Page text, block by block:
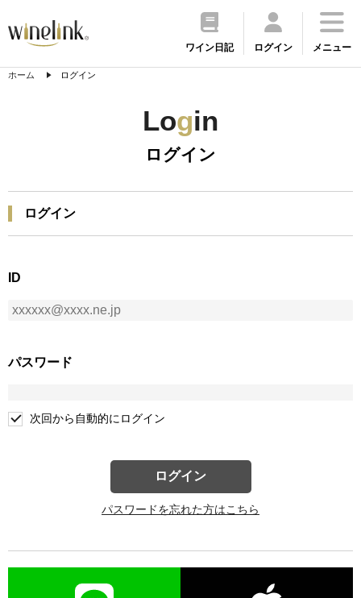
ワイン日記 ログイン メニュー
ホーム ログイン
Login
ログイン
ログイン
ID
パスワード
次回から自動的にログイン
ログイン
パスワードを忘れた方はこちら